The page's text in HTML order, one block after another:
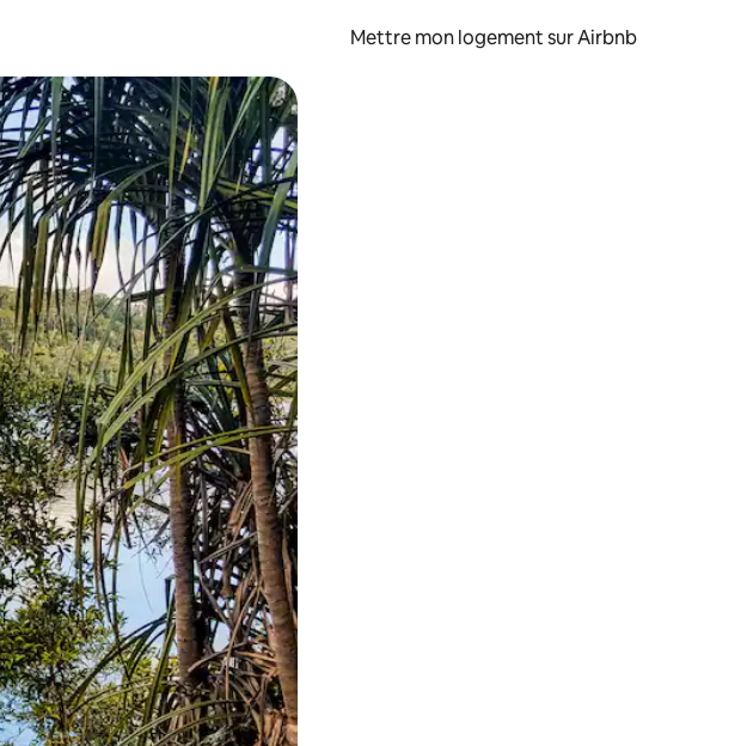
Mettre mon logement sur Airbnb
ou en appuyant et en faisant glisser.